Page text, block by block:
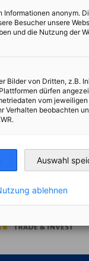
eine spezialisierte
betreibt die Agentur
zu
anonym.
Besucher unsere
und die Nutzung der
Bilder von Dritten, z.B.
dürfen
vom
Verhalten beobachten
Auswahl
ablehnen